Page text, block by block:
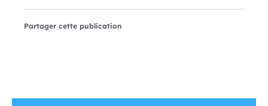
Partager cette publication